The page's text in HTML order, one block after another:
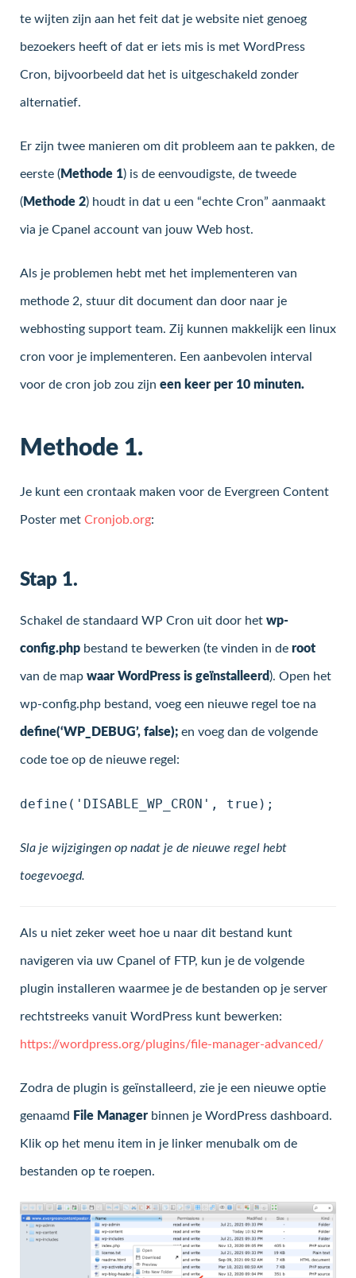
te wijten zijn aan het feit dat je website niet genoeg
bezoekers heeft of dat er iets mis is met WordPress
Cron, bijvoorbeeld dat het is uitgeschakeld zonder
alternatief.
Er zijn twee manieren om dit probleem aan te pakken, de
eerste (Methode 1) is de eenvoudigste, de tweede
(Methode 2) houdt in dat u een “echte Cron” aanmaakt
via je Cpanel account van jouw Web host.
Als je problemen hebt met het implementeren van
methode 2, stuur dit document dan door naar je
webhosting support team. Zij kunnen makkelijk een linux
cron voor je implementeren. Een aanbevolen interval
voor de cron job zou zijn een keer per 10 minuten.
Methode 1.
Je kunt een crontaak maken voor de Evergreen Content
Poster met Cronjob.org:
Stap 1.
Schakel de standaard WP Cron uit door het wp-
config.php bestand te bewerken (te vinden in de root
van de map waar WordPress is geïnstalleerd ). Open het
wp-config.php bestand, voeg een nieuwe regel toe na
define(‘WP_DEBUG’, false); en voeg dan de volgende
code toe op de nieuwe regel:
define('DISABLE_WP_CRON', true);
Sla je wijzigingen op nadat je de nieuwe regel hebt
toegevoegd.
Als u niet zeker weet hoe u naar dit bestand kunt
navigeren via uw Cpanel of FTP, kun je de volgende
plugin installeren waarmee je de bestanden op je server
rechtstreeks vanuit WordPress kunt bewerken:
https://wordpress.org/plugins/file-manager-advanced/
Zodra de plugin is geïnstalleerd, zie je een nieuwe optie
genaamd File Manager binnen je WordPress dashboard.
Klik op het menu item in je linker menubalk om de
bestanden op te roepen.